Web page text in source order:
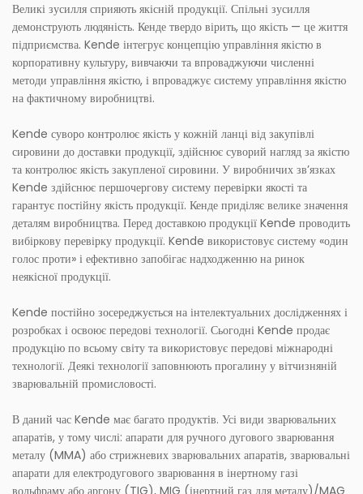
Великі зусилля сприяють якісній продукції. Спільні зусилля
демонструють людяність. Кенде твердо вірить, що якість — це життя
підприємства. Kende інтегрує концепцію управління якістю в
корпоративну культуру, вивчаючи та впроваджуючи численні
методи управління якістю, і впроваджує систему управління якістю
на фактичному виробництві.
Kende суворо контролює якість у кожній ланці від закупівлі
сировини до доставки продукції, здійснює суворий нагляд за якістю
та контролює якість закупленої сировини. У виробничих зв’язках
Kende здійснює першочергову систему перевірки якості та
гарантує постійну якість продукції. Кенде приділяє велике значення
деталям виробництва. Перед доставкою продукції Kende проводить
вибіркову перевірку продукції. Kende використовує систему «один
голос проти» і ефективно запобігає надходженню на ринок
неякісної продукції.
Kende постійно зосереджується на інтелектуальних дослідженнях і
розробках і освоює передові технології. Сьогодні Kende продає
продукцію по всьому світу та використовує передові міжнародні
технології. Деякі технології заповнюють прогалину у вітчизняній
зварювальній промисловості.
В даний час Kende має багато продуктів. Усі види зварювальних
апаратів, у тому числі: апарати для ручного дугового зварювання
металу (MMA) або стрижневих зварювальних апаратів, зварювальні
апарати для електродугового зварювання в інертному газі